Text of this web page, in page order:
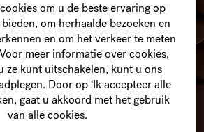
om u de beste ervaring op
om herhaalde bezoeken en
en om het verkeer te meten
meer informatie over cookies,
ze kunt uitschakelen, kunt u ons
Door op ‘Ik accepteer alle
gaat u akkoord met het gebruik
van alle cookies.